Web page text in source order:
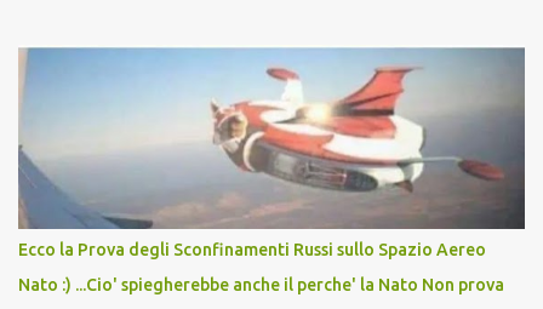
Vaccino come: l' Amaro del Capo, era "spettacolare Ghiacciato, ma
andava bene anche, a Temperatura Ambiente"! Riproponiamo
l'articolo per NON Dimenticare!
Ecco la Prova degli Sconfinamenti Russi sullo Spazio Aereo
Nato :) ...Cio' spiegherebbe anche il perche' la Nato Non prova